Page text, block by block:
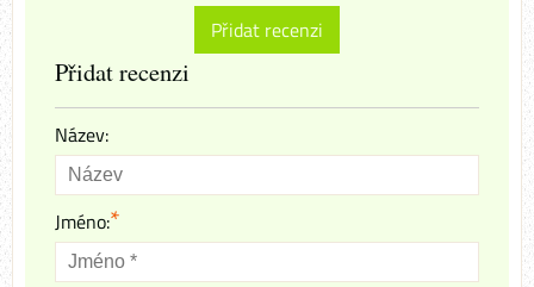
Přidat recenzi
Přidat recenzi
Název:
Jméno:*